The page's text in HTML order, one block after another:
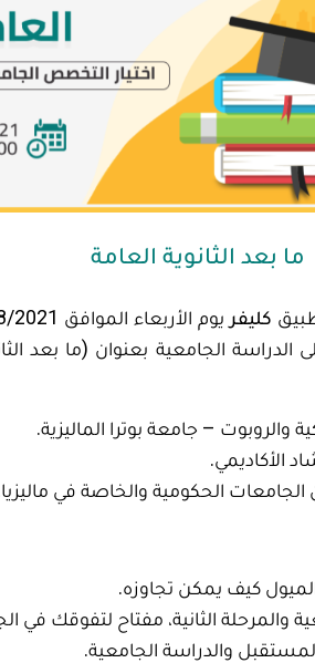
ما بعد الثانوية العامة
كليفر
الدراسة الجامعية بعنوان (ما بعد
والروبوت – جامعة بوترا الماليزية.
الأكاديمي.
الحكومية والخاصة في
كيف يمكن تجاوزه.
والمرحلة الثانية، مفتاح لتفوقك في
والدراسة الجامعية.